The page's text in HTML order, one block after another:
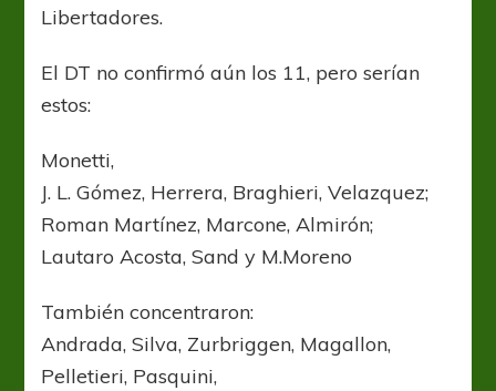
Libertadores.
El DT no confirmó aún los 11, pero serían
estos:
Monetti,
J. L. Gómez, Herrera, Braghieri, Velazquez;
Roman Martínez, Marcone, Almirón;
Lautaro Acosta, Sand y M.Moreno
También concentraron:
Andrada, Silva, Zurbriggen, Magallon,
Pelletieri, Pasquini,